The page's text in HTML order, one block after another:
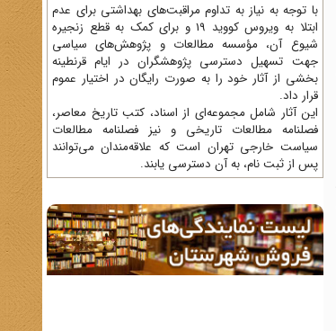
با توجه به نیاز به تداوم مراقبت‌های بهداشتی برای عدم
ابتلا به ویروس کووید 19 و برای کمک به قطع زنجیره
شیوع آن، مؤسسه مطالعات و پژوهش‌های سیاسی
جهت تسهیل دسترسی پژوهشگران در ایام قرنطینه
بخشی از آثار خود را به صورت رایگان در اختیار عموم
قرار داد.
این آثار شامل مجموعه‌ای از اسناد، کتب تاریخ معاصر،
فصلنامه‌ مطالعات تاریخی و نیز فصلنامه مطالعات
سیاست خارجی تهران است که علاقه‌مندان می‌توانند
پس از ثبت نام، به آن دسترسی یابند.